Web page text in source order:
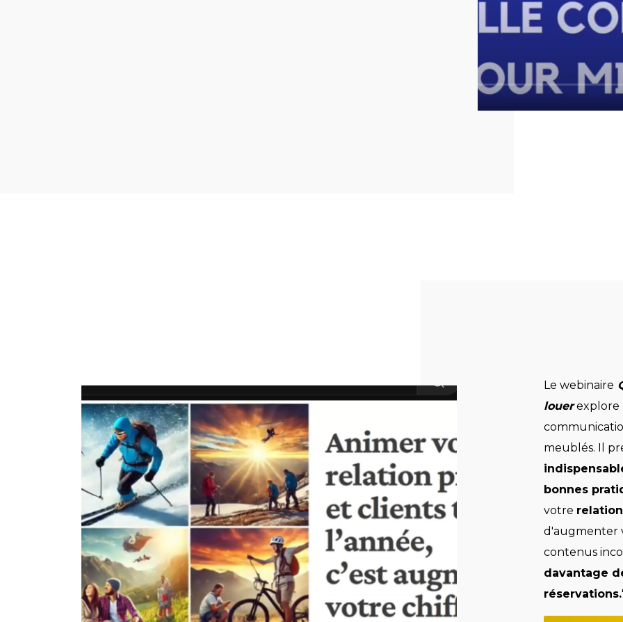
Le webinaire
louerexplore
meublés. Il
bonnes
votre
d'augmenter
contenus
davantage
réservations.